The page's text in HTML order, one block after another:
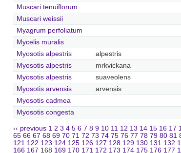
Muscari tenuiflorum
Muscari weissii
Myagrum perfoliatum
Mycelis muralis
Myosotis alpestris
alpestris
Myosotis alpestris
mrkvickana
Myosotis alpestris
suaveolens
Myosotis arvensis
arvensis
Myosotis cadmea
Myosotis congesta
‹‹ previous 1 2 3 4 5 6 7 8 9 10 11 12 13 14 15 16 17
65 66 67 68 69 70 71 72 73 74 75 76 77 78 79 80 81
121 122 123 124 125 126 127 128 129 130 131 132
166 167 168 169 170 171 172 173 174 175 176 177